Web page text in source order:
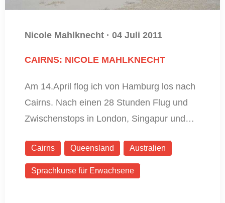
Nicole Mahlknecht · 04 Juli 2011
CAIRNS: NICOLE MAHLKNECHT
Am 14.April flog ich von Hamburg los nach
Cairns. Nach einen 28 Stunden Flug und
Zwischenstops in London, Singapur und…
Cairns Queensland Australien
Sprachkurse für Erwachsene